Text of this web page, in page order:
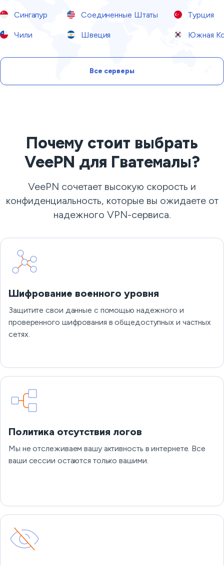
Сингапур Соединенные Штаты Турция
Чили Швеция Южная
Все серверы
Почему стоит выбрать
VeePN для Гватемалы?
VeePN сочетает высокую скорость и
конфиденциальность, которые вы ожидаете от
надежного VPN-сервиса.
Шифрование военного уровня
Защитите свои данные с помощью надежного и
проверенного шифрования в общедоступных и частных
сетях.
Политика отсутствия логов
Мы не отслеживаем вашу активность в интернете. Все
ваши сессии остаются только вашими.